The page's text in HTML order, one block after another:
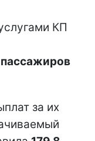
КП
за их